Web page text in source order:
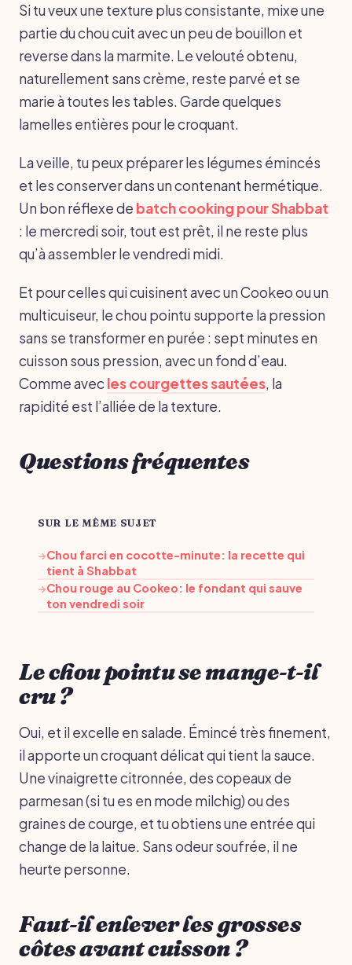
Si tu veux une texture plus consistante, mixe une
partie du chou cuit avec un peu de bouillon et
reverse dans la marmite. Le velouté obtenu,
naturellement sans crème, reste parvé et se
marie à toutes les tables. Garde quelques
lamelles entières pour le croquant.
La veille, tu peux préparer les légumes émincés
et les conserver dans un contenant hermétique.
Un bon réflexe de batch cooking pour Shabbat
: le mercredi soir, tout est prêt, il ne reste plus
qu’à assembler le vendredi midi.
Et pour celles qui cuisinent avec un Cookeo ou un
multicuiseur, le chou pointu supporte la pression
sans se transformer en purée : sept minutes en
cuisson sous pression, avec un fond d’eau.
Comme avecles courgettes sautées, la
rapidité est l’alliée de la texture.
Questions fréquentes
SUR LE MÊME SUJET
→Chou farci en cocotte-minute: la recette qui
tient à Shabbat
→Chou rouge au Cookeo: le fondant qui sauve
ton vendredi soir
Le chou pointu se mange-t-il
cru ?
Oui, et il excelle en salade. Émincé très finement,
il apporte un croquant délicat qui tient la sauce.
Une vinaigrette citronnée, des copeaux de
parmesan (si tu es en mode milchig) ou des
graines de courge, et tu obtiens une entrée qui
change de la laitue. Sans odeur soufrée, il ne
heurte personne.
Faut-il enlever les grosses
côtes avant cuisson ?